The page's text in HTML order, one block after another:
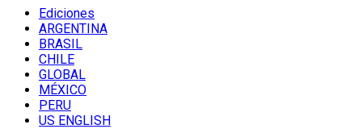
Ediciones
ARGENTINA
BRASIL
CHILE
GLOBAL
MÉXICO
PERU
US ENGLISH